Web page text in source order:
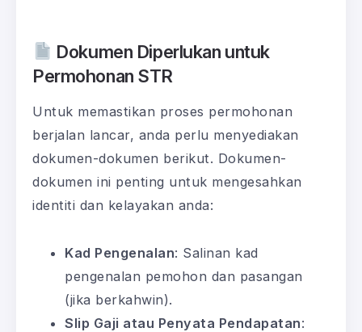
Dokumen Diperlukan untuk
Permohonan STR
Untuk memastikan proses permohonan
berjalan lancar, anda perlu menyediakan
dokumen-dokumen berikut. Dokumen-
dokumen ini penting untuk mengesahkan
identiti dan kelayakan anda:
Kad Pengenalan: Salinan kad
pengenalan pemohon dan pasangan
(jika berkahwin).
Slip Gaji atau Penyata Pendapatan: